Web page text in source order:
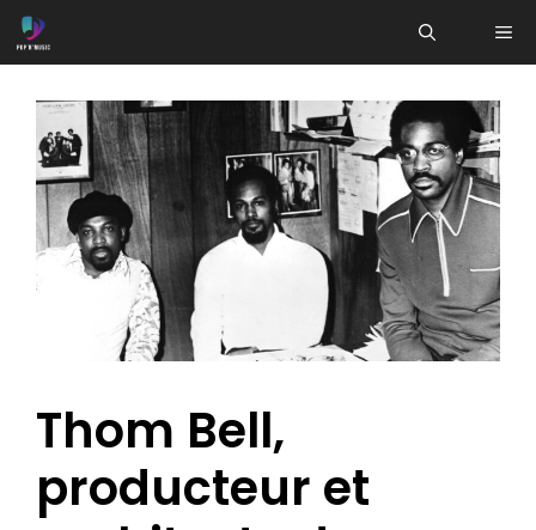
Aller
au
Thom Bell,
producteur et